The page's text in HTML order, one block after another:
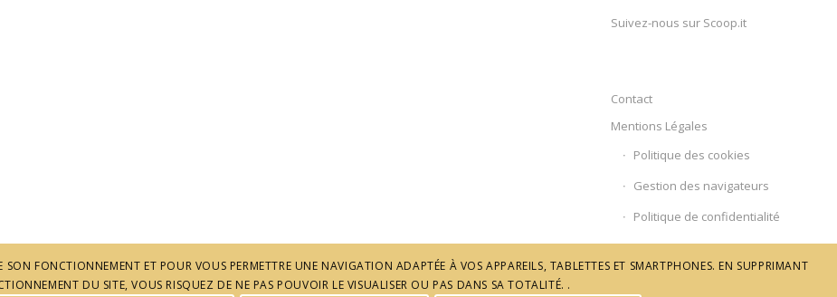
Suivez-nous sur Scoop.it
Contact
Mentions Légales
Politique des cookies
Gestion des navigateurs
Politique de confidentialité
FONCTIONNEMENT ET POUR VOUS PERMETTRE UNE NAVIGATION ADAPTÉE À VOS APPAREILS, TABLETTES ET SMARTPHONES. EN SUPPRIMANT
DU SITE, VOUS RISQUEZ DE NE PAS POUVOIR LE VISUALISER OU PAS DANS SA TOTALITÉ. .